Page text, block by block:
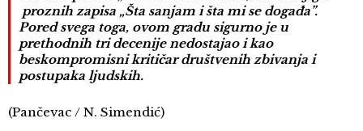
proznih zapisa „Šta sanjam i šta mi se događa”.
Pored svega toga, ovom gradu sigurno je u
prethodnih tri decenije nedostajao i kao
beskompromisni kritičar društvenih zbivanja i
postupaka ljudskih.
(Pančevac / N. Simendić)